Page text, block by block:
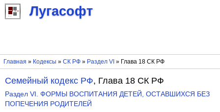
Лугасофт
Главная » Кодексы » СК РФ» Раздел VI » Глава 18 СК РФ
Семейный кодекс РФ, Глава 18 СК РФ
Раздел VI. ФОРМЫ ВОСПИТАНИЯ ДЕТЕЙ, ОСТАВШИХСЯ БЕЗ
ПОПЕЧЕНИЯ РОДИТЕЛЕЙ